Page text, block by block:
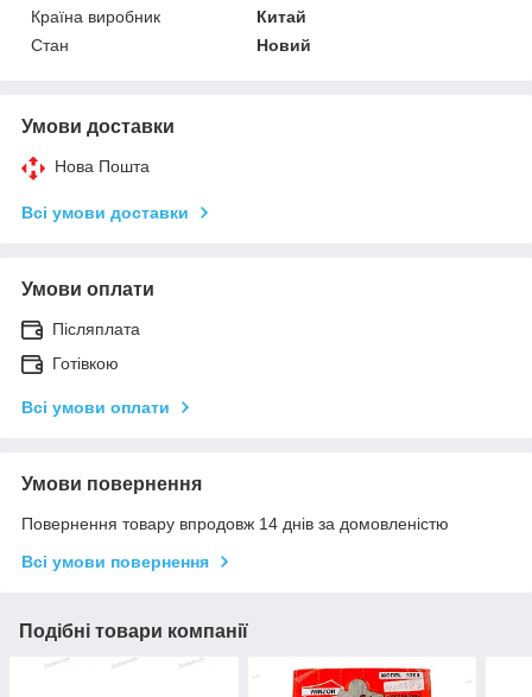
Країна виробник
Китай
Стан
Новий
Умови доставки
Нова Пошта
Всі умови доставки
Умови оплати
Післяплата
Готівкою
Всі умови оплати
Умови повернення
Повернення товару впродовж 14 днів за домовленістю
Всі умови повернення
Подібні товари компанії